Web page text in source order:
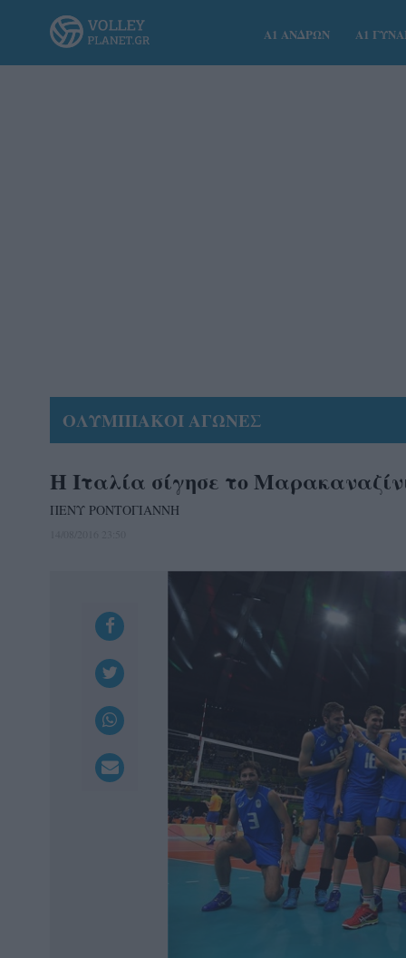
Α1 ΑΝΔΡΩΝ Α1
ΟΛΥΜΠΙΑΚΟΙ ΑΓΩΝΕΣ
Η Ιταλία σίγησε το
ΠΕΝΥ ΡΟΝΤΟΓΙΑΝΝΗ